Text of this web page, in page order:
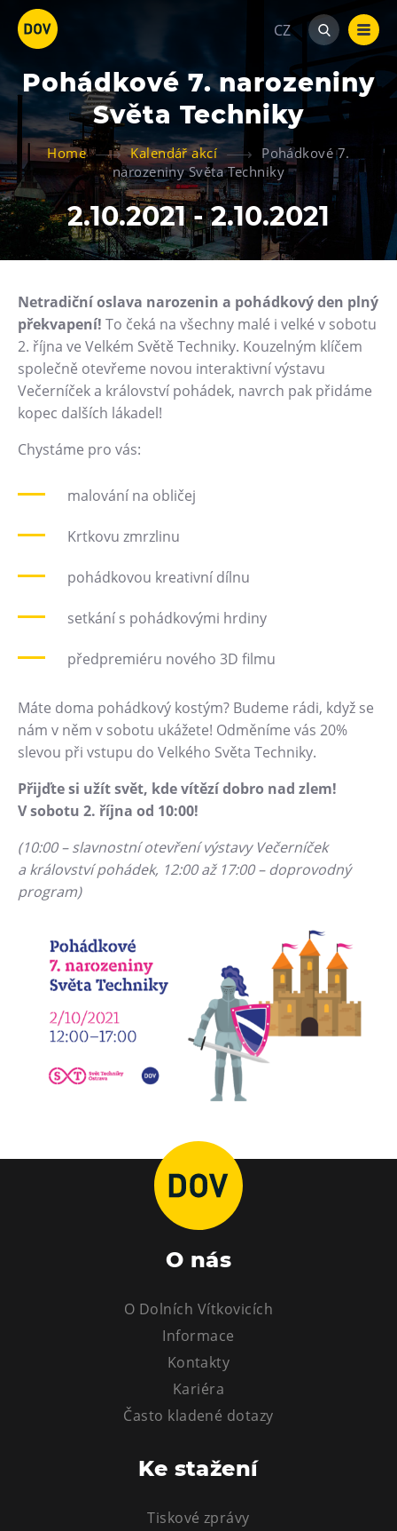
CZ
Pohádkové 7. narozeniny
Světa Techniky
Home Kalendář akcí
Pohádkové 7.
narozeniny Světa Techniky
2.10.2021 - 2.10.2021
Atraktivity
Bolt Tower
Velký svět techniky
Dětský svět
Gong
Galerie Gong
Hornické muzeum
Heligonka
HopJump
Národní zemědělské muzeum
Fajna Dilna
Hornické muzeum
Občerstvení
Bolt Café
L’Osteria
Restaurace VP ART
Bistropen
FUTURE café
Catering
Ubytování
Hotel VP1
Vila Liběna
Narozeninové oslavy
Tematické dárkové poukazy
Netradiční oslava narozenin a pohádkový den plný
překvapení! To čeká na všechny malé i velké v sobotu
2. října ve Velkém Světě Techniky. Kouzelným klíčem
společně otevřeme novou interaktivní výstavu
Večerníček a království pohádek, navrch pak přidáme
kopec dalších lákadel!
Chystáme pro vás:
malování na obličej
Krtkovu zmrzlinu
pohádkovou kreativní dílnu
setkání s pohádkovými hrdiny
předpremiéru nového 3D filmu
Máte doma pohádkový kostým? Budeme rádi, když se
nám v něm v sobotu ukážete! Odměníme vás 20%
slevou při vstupu do Velkého Světa Techniky.
Přijďte si užít svět, kde vítězí dobro nad zlem!
V sobotu 2. října od 10:00!
(10:00 – slavnostní otevření výstavy Večerníček
a království pohádek, 12:00 až 17:00 – doprovodný
program)
O nás
O Dolních Vítkovicích
Informace
Kontakty
Kariéra
Často kladené dotazy
Ke stažení
Tiskové zprávy